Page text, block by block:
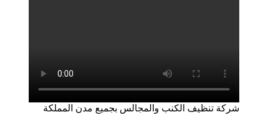
شركة تنظيف الكنب والمجالس بجميع مدن المملكة